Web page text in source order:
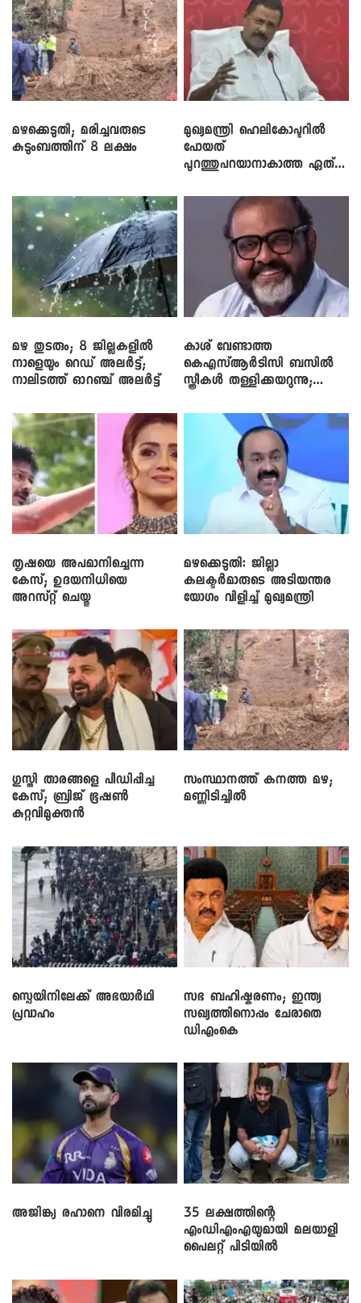
മഴക്കെടുതി; മരിച്ചവരുടെ
കുടുംബത്തിന് 8 ലക്ഷം
മുഖ്യമന്ത്രി ഹെലികോപ്ടറിൽ
പോയത്
പുറത്തുപറയാനാകാത്ത ഏത്
മഴ തുടരും; 8 ജില്ലകളിൽ
നാളെയും റെഡ് അലർട്ട്;
നാലിടത്ത് ഓറഞ്ച് അലർട്ട്
കാശ് വേണ്ടാത്ത
കെഎസ്ആർടിസി ബസിൽ
സ്ത്രീകൾ തള്ളിക്കയറുന്നു;
തൃഷയെ അപമാനിച്ചെന്ന
കേസ്; ഉദയനിധിയെ
അറസ്റ്റ് ചെയ്തു
മഴക്കെടുതി: ജില്ലാ
കലക്ടർമാരുടെ അടിയന്തര
യോഗം വിളിച്ച് മുഖ്യമന്ത്രി
​ഗുസ്തി താരങ്ങളെ പീഡിപ്പിച്ച
കേസ്; ബ്രിജ് ഭൂഷൺ
കുറ്റവിമുക്തൻ
സംസ്ഥാനത്ത് കനത്ത മഴ;
മണ്ണിടിച്ചിൽ
സ്പെയിനിലേക്ക് അഭയാർഥി
പ്രവാഹം
സഭ ബഹിഷ്കരണം; ഇന്ത്യ
സഖ്യത്തിനൊപ്പം ചേരാതെ
ഡിഎംകെ
അജിങ്ക്യ രഹാനെ വിരമിച്ചു
35 ലക്ഷത്തിന്റെ
എംഡിഎംഎയുമായി മലയാളി
പൈലറ്റ് പിടിയിൽ